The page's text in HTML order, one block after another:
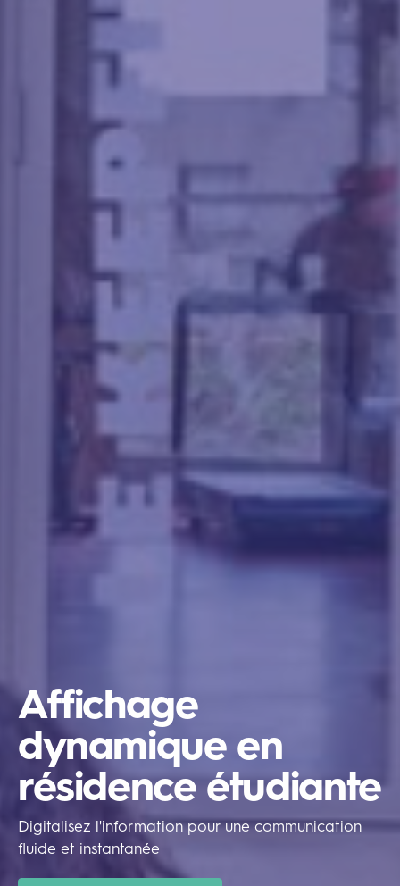
Affichage
dynamique en
résidence étudiante
Digitalisez l'information pour une communication
fluide et instantanée